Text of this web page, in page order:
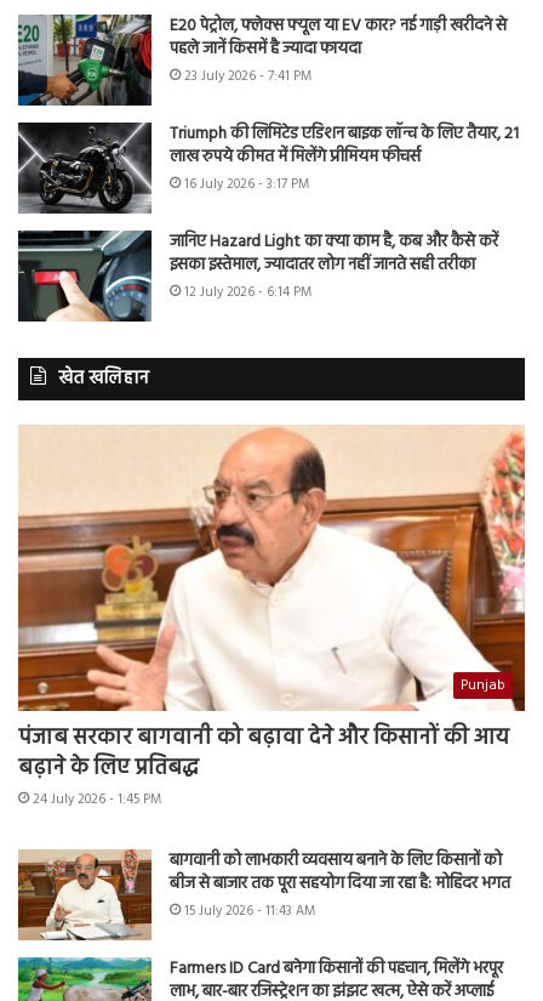
E20 पेट्रोल, फ्लेक्स फ्यूल या EV कार? नई गाड़ी खरीदने से
पहले जानें किसमें है ज्यादा फायदा
23 July 2026 - 7:41 PM
Triumph की लिमिटेड एडिशन बाइक लॉन्च के लिए तैयार, 21
लाख रुपये कीमत में मिलेंगे प्रीमियम फीचर्स
16 July 2026 - 3:17 PM
जानिए Hazard Light का क्या काम है, कब और कैसे करें
इसका इस्तेमाल, ज्यादातर लोग नहीं जानते सही तरीका
12 July 2026 - 6:14 PM
खेत खलिहान
Punjab
पंजाब सरकार बागवानी को बढ़ावा देने और किसानों की आय
बढ़ाने के लिए प्रतिबद्ध
24 July 2026 - 1:45 PM
बागवानी को लाभकारी व्यवसाय बनाने के लिए किसानों को
बीज से बाजार तक पूरा सहयोग दिया जा रहा है: मोहिंदर भगत
15 July 2026 - 11:43 AM
Farmers ID Card बनेगा किसानों की पहचान, मिलेंगे भरपूर
लाभ, बार-बार रजिस्ट्रेशन का झंझट खत्म, ऐसे करें अप्लाई